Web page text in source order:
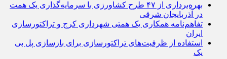
بهره‌برداری از ۴۷ طرح کشاورزی با سرمایه‌گذاری یک همت
در آذربایجان شرقی
تفاهم‌نامه همکاری یک همتی شهرداری کرج و تراکتورسازی
ایران
استفاده از ظرفیت‌های تراکتورسازی برای بازسازی پل بی
یک